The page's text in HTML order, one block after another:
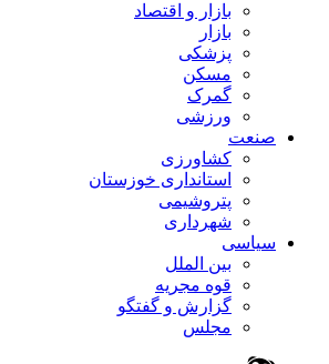
بازار و اقتصاد
بازار
پزشکی
مسکن
گمرک
ورزشی
صنعت
کشاورزی
استانداری خوزستان
پتروشیمی
شهرداری
سیاسی
بین الملل
قوه مجریه
گزارش و گفتگو
مجلس